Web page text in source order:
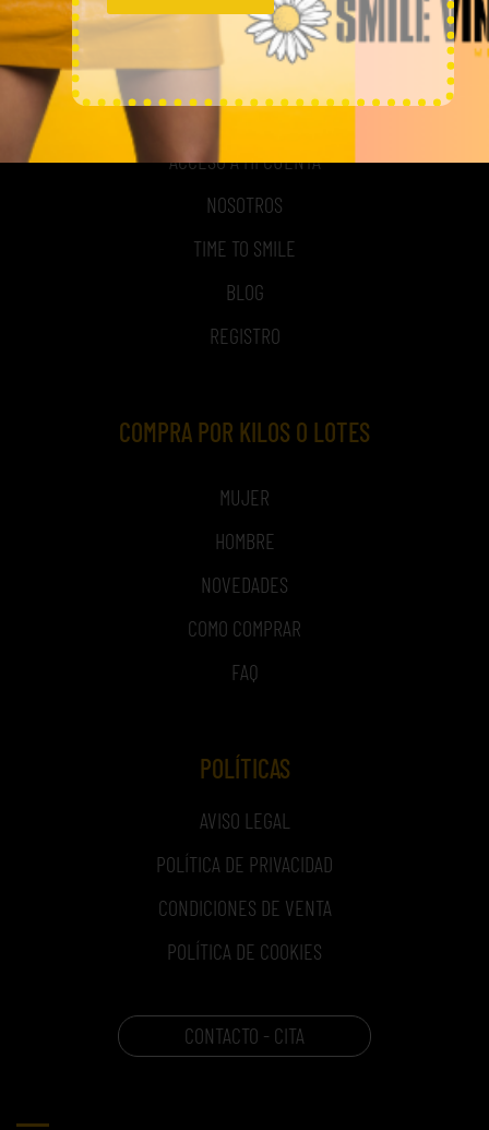
MI CUENTA
ACCESO A MI CUENTA
NOSOTROS
TIME TO SMILE
BLOG
REGISTRO
COMPRA POR KILOS O LOTES
MUJER
HOMBRE
NOVEDADES
COMO COMPRAR
FAQ
POLÍTICAS
AVISO LEGAL
POLÍTICA DE PRIVACIDAD
CONDICIONES DE VENTA
POLÍTICA DE COOKIES
CONTACTO - CITA